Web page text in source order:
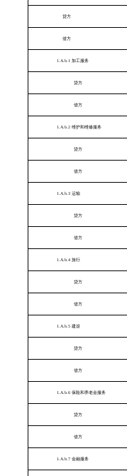
贷方
借方
1.A.b.1 加工服务
贷方
借方
1.A.b.2 维护和维修服务
贷方
借方
1.A.b.3 运输
贷方
借方
1.A.b.4 旅行
贷方
借方
1.A.b.5 建设
贷方
借方
1.A.b.6 保险和养老金服务
贷方
借方
1.A.b.7 金融服务